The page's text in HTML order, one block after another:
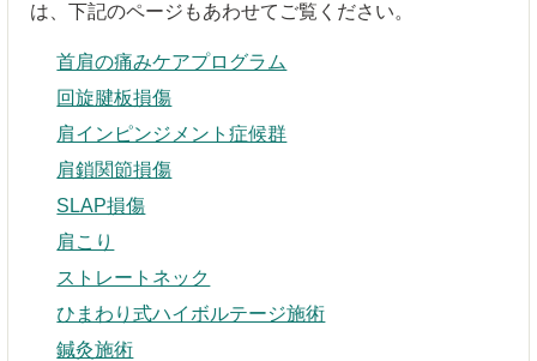
は、下記のページもあわせてご覧ください。
首肩の痛みケアプログラム
回旋腱板損傷
肩インピンジメント症候群
肩鎖関節損傷
SLAP損傷
肩こり
ストレートネック
ひまわり式ハイボルテージ施術
鍼灸施術